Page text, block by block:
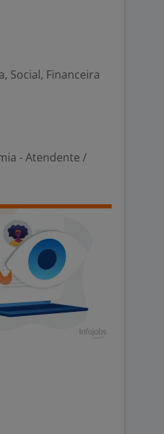
Social, Financeira
- Atendente /